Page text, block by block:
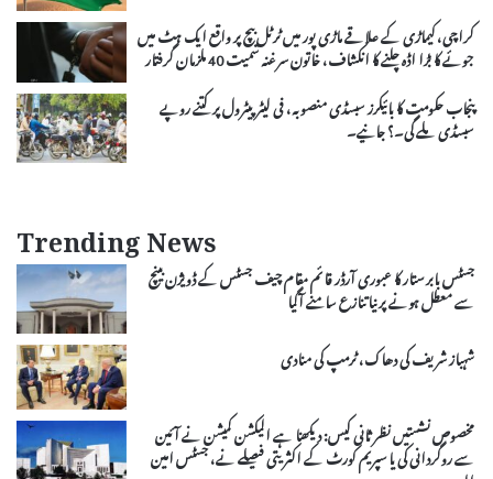
کراچی، کیماڑی کے علاقے ماڑی پور میں ٹرٹل بیچ پر واقع ایک ہٹ میں
جوئے کا بڑا اڈہ چلنے کا انکشاف، خاتون سرغنہ سمیت 40 ملزمان گرفتار
پنجاب حکومت کا بائیکرز سبسڈی منصوبہ، فی لیٹر پیٹرول پر کتنے روپے
سبسڈی ملے گی۔؟ جانیے۔
Trending News
جسٹس بابر ستار کا عبوری آرڈر قائم مقام چیف جسٹس کے ڈویژن بینچ
سے معطل ہونے پر نیا تنازع سامنے آگیا
شہباز شریف کی دھاک، ٹرمپ کی منادی
مخصوص نشستیں نظر ثانی کیس: دیکھنا ہے الیکشن کمیشن نے آئین
سے روگردانی کی یا سپریم کورٹ کے اکثریتی فیصلے نے، جسٹس امین